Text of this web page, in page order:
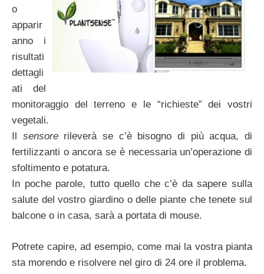
o
apparir
anno i
risultati
dettagli
ati del
monitoraggio del terreno e le “richieste” dei vostri
vegetali.
Il sensorerileverà se c’è bisogno di più acqua, di
fertilizzanti o ancora se è necessaria un’operazione di
sfoltimento e potatura.
In poche parole, tutto quello che c’è da sapere sulla
salute del vostro giardino o delle piante che tenete sul
balcone o in casa, sarà a portata di mouse.
Potrete capire, ad esempio, come mai la vostra pianta
sta morendo e risolvere nel giro di 24 ore il problema.